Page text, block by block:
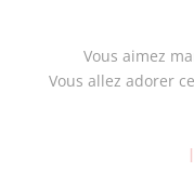
Vous aimez
Vous allez adorer